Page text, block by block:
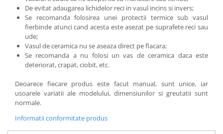
De evitat adaugarea lichidelor reci in vasul incins si invers;
Se recomanda folosirea unei protectii termice sub vasul
fierbinde atunci cand acesta este asezat pe suprafete reci sau
ude;
Vasul de ceramica nu se aseaza direct pe flacara;
Se recomanda a nu folosi un vas de ceramica daca este
deteriorat, crapat, ciobit, etc.
Deoarece fiecare produs este facut manual, sunt unice, iar
usoarele variatii ale modelului, dimensiunilor si greutatii sunt
normale.
Informatii conformitate produs